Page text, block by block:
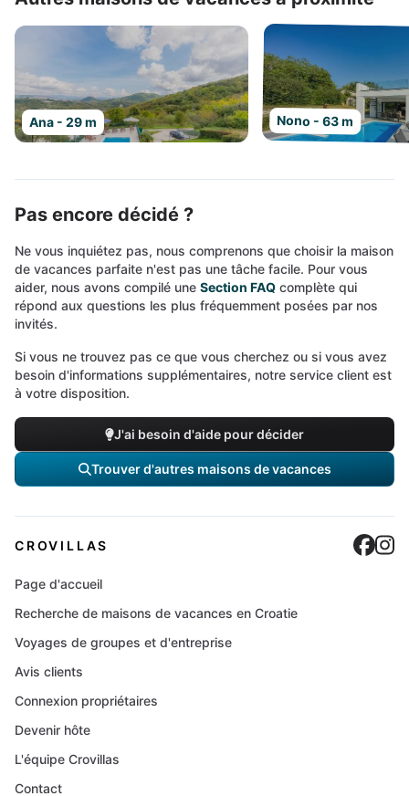
Ana - 29 m Nono - 63 m
Pas encore décidé ?
Ne vous inquiétez pas, nous comprenons que choisir la maison
de vacances parfaite n'est pas une tâche facile. Pour vous
aider, nous avons compilé une Section FAQ complète qui
répond aux questions les plus fréquemment posées par nos
invités.
Si vous ne trouvez pas ce que vous cherchez ou si vous avez
besoin d'informations supplémentaires, notre service client est
à votre disposition.
J'ai besoin d'aide pour décider
Trouver d'autres maisons de vacances
CROVILLAS
Page d'accueil
Recherche de maisons de vacances en Croatie
Voyages de groupes et d'entreprise
Avis clients
Connexion propriétaires
Devenir hôte
L'équipe Crovillas
Contact